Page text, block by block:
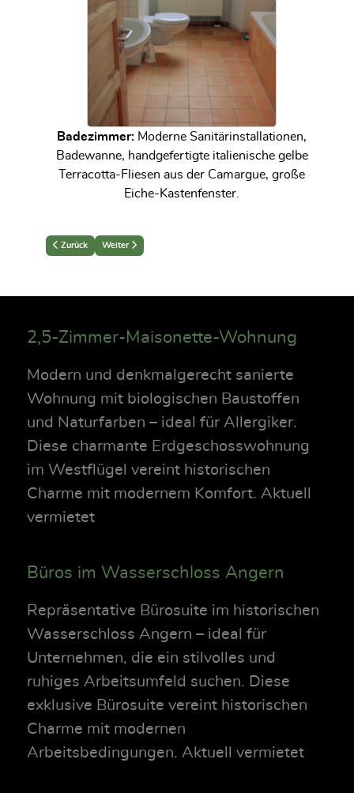
Badezimmer: Moderne Sanitärinstallationen,
Badewanne, handgefertigte italienische gelbe
Terracotta-Fliesen aus der Camargue, große
Eiche-Kastenfenster.
Previous article: 3-Zimmer-Dachgeschoß-Wohnung
Zurück Next article: 2-Zimmer-Maisonette-Wohnung
Weiter
2,5-Zimmer-Maisonette-Wohnung
Modern und denkmalgerecht sanierte
Wohnung mit biologischen Baustoffen
und Naturfarben – ideal für Allergiker.
Diese charmante Erdgeschosswohnung
im Westflügel vereint historischen
Charme mit modernem Komfort. Aktuell
vermietet
Büros im Wasserschloss Angern
Repräsentative Bürosuite im historischen
Wasserschloss Angern – ideal für
Unternehmen, die ein stilvolles und
ruhiges Arbeitsumfeld suchen. Diese
exklusive Bürosuite vereint historischen
Charme mit modernen
Arbeitsbedingungen. Aktuell vermietet